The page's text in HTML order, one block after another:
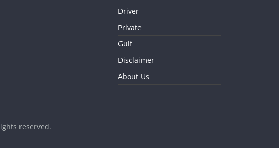
Driver
Private
Gulf
Disclaimer
About Us
reserved.